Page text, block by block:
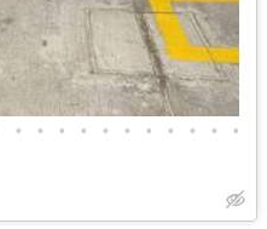
• • • • • • • • • • •